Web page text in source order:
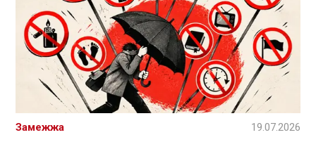
Замежжа 19.07.2026